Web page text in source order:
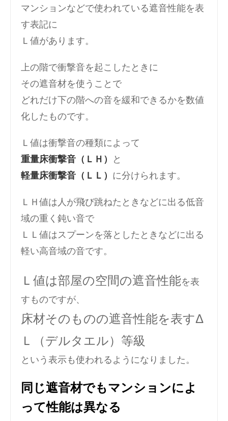
マンションなどで使われている遮音性能を表
す表記に
Ｌ値があります。
上の階で衝撃音を起こしたときに
その遮音材を使うことで
どれだけ下の階への音を緩和できるかを数値
化したものです。
Ｌ値は衝撃音の種類によって
重量床衝撃音（ＬＨ）
と
軽量床衝撃音（ＬＬ） に分けられます。
ＬＨ値は人が飛び跳ねたときなどに出る低音
域の重く鈍い音で
ＬＬ値はスプーンを落としたときなどに出る
軽い高音域の音です。
Ｌ値は部屋の空間の遮音性能を表
すものですが、
床材そのものの遮音性能を表すΔ
Ｌ（デルタエル）等級
という表示も使われるようになりました。
同じ遮音材でもマンションによ
って性能は異なる